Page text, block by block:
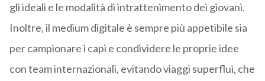
gli ideali e le modalità di intrattenimento dei giovani.
Inoltre,il medium digitale è sempre più appetibile sia
per campionare i capi e condividere le proprie idee
con team internazionali, evitandoviaggi superflui, che